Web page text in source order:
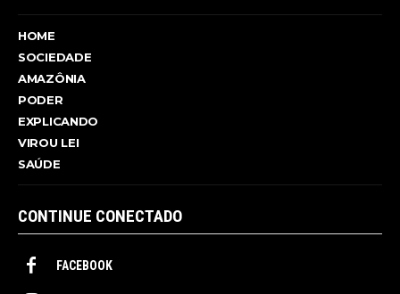
HOME
SOCIEDADE
AMAZÔNIA
PODER
EXPLICANDO
VIROU LEI
SAÚDE
CONTINUE CONECTADO
FACEBOOK